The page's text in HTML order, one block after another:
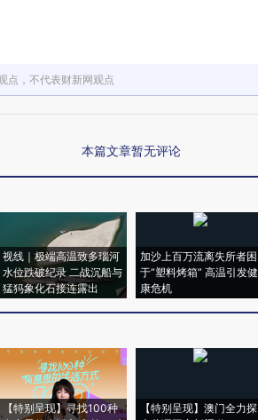
点，不代表财新网观点
本篇文章暂无评论
视线｜极端高温致多瑙河
水位跌破纪录 二战沉船与
猛犸象化石接连露出
加沙上百万流离失所者困
于“塑料烤箱” 高温引发健
康危机
【特别呈现】寻找100种
【特别呈现】澳门全力探